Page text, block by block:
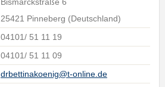
25421 Pinneberg (Deutschland)
04101/ 51 11 19
04101/ 51 11 09
drbettinakoenig@t-online.de